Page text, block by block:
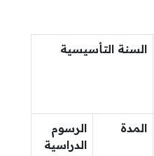
السنة التأسيسية
المدة
الرسوم
الدراسية